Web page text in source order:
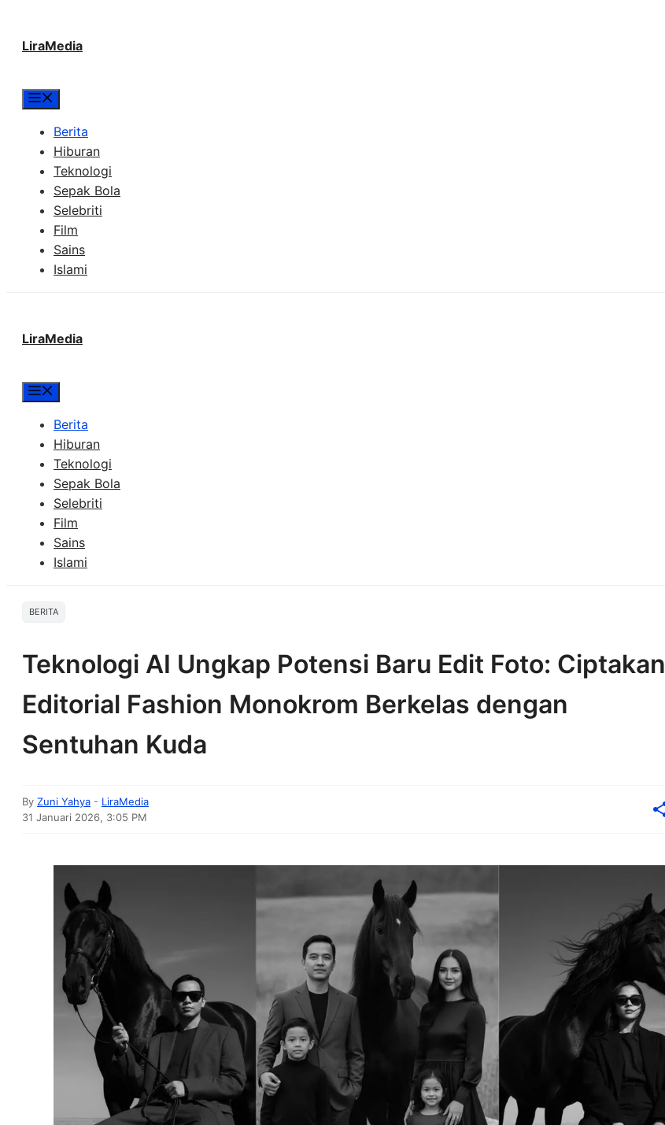
LiraMedia
Berita
Hiburan
Teknologi
Sepak Bola
Selebriti
Film
Sains
Islami
LiraMedia
Berita
Hiburan
Teknologi
Sepak Bola
Selebriti
Film
Sains
Islami
BERITA
Teknologi AI Ungkap Potensi Baru Edit Foto: Ciptakan
Editorial Fashion Monokrom Berkelas dengan
Sentuhan Kuda
By Zuni Yahya - LiraMedia
31 Januari 2026, 3:05 PM